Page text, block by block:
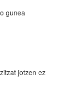
gunea
jotzen ez